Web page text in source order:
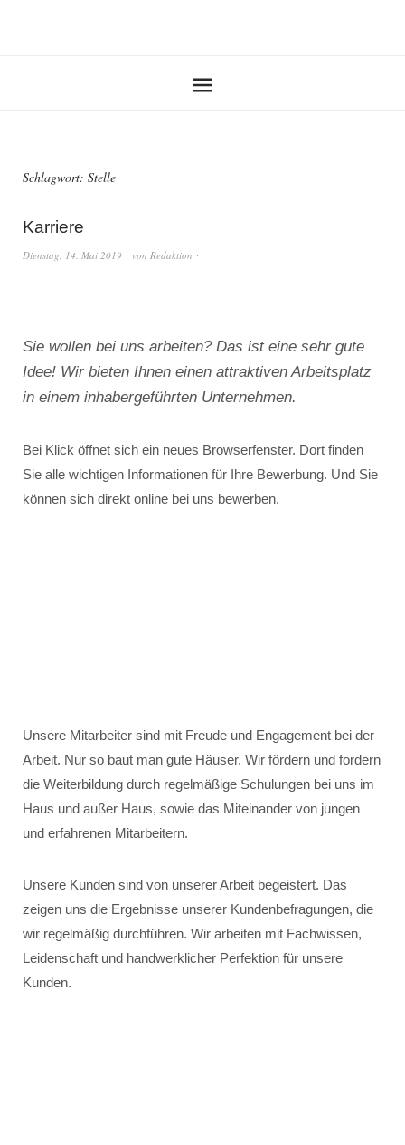
Schlagwort: Stelle
Karriere
Dienstag, 14. Mai 2019 von Redaktion
Sie wollen bei uns arbeiten? Das ist eine sehr gute
Idee! Wir bieten Ihnen einen attraktiven Arbeitsplatz
in einem inhabergeführten Unternehmen.
Bei Klick öffnet sich ein neues Browserfenster. Dort finden
Sie alle wichtigen Informationen für Ihre Bewerbung. Und Sie
können sich direkt online bei uns bewerben.
Unsere Mitarbeiter sind mit Freude und Engagement bei der
Arbeit. Nur so baut man gute Häuser. Wir fördern und fordern
die Weiterbildung durch regelmäßige Schulungen bei uns im
Haus und außer Haus, sowie das Miteinander von jungen
und erfahrenen Mitarbeitern.
Unsere Kunden sind von unserer Arbeit begeistert. Das
zeigen uns die Ergebnisse unserer Kundenbefragungen, die
wir regelmäßig durchführen. Wir arbeiten mit Fachwissen,
Leidenschaft und handwerklicher Perfektion für unsere
Kunden.